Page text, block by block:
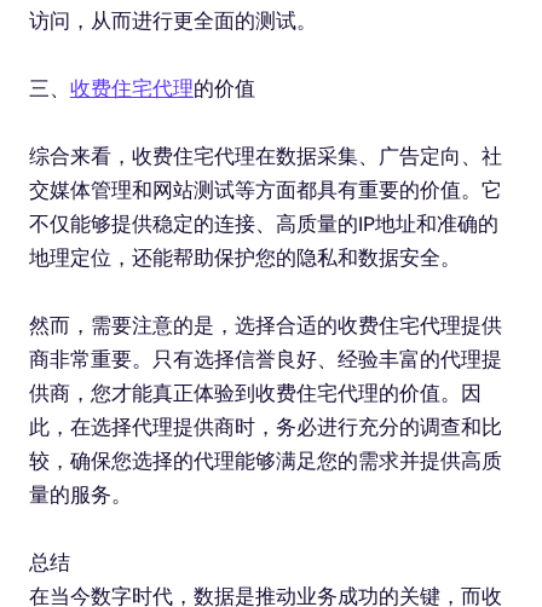
访问，从而进行更全面的测试。
三、 收费住宅代理的价值
综合来看，收费住宅代理在数据采集、广告定向、社
交媒体管理和网站测试等方面都具有重要的价值。它
不仅能够提供稳定的连接、高质量的IP地址和准确的
地理定位，还能帮助保护您的隐私和数据安全。
然而，需要注意的是，选择合适的收费住宅代理提供
商非常重要。只有选择信誉良好、经验丰富的代理提
供商，您才能真正体验到收费住宅代理的价值。因
此，在选择代理提供商时，务必进行充分的调查和比
较，确保您选择的代理能够满足您的需求并提供高质
量的服务。
总结
在当今数字时代，数据是推动业务成功的关键，而收